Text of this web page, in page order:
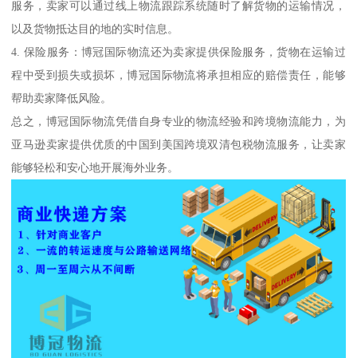
服务，卖家可以通过线上物流跟踪系统随时了解货物的运输情况，
以及货物抵达目的地的实时信息。
4. 保险服务：博冠国际物流还为卖家提供保险服务，货物在运输过
程中受到损失或损坏，博冠国际物流将承担相应的赔偿责任，能够
帮助卖家降低风险。
总之，博冠国际物流凭借自身专业的物流经验和跨境物流能力，为
亚马逊卖家提供优质的中国到美国跨境双清包税物流服务，让卖家
能够轻松和安心地开展海外业务。